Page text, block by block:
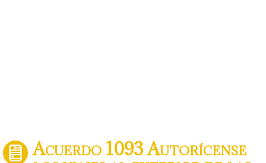
Acuerdo 1093 Autorícense